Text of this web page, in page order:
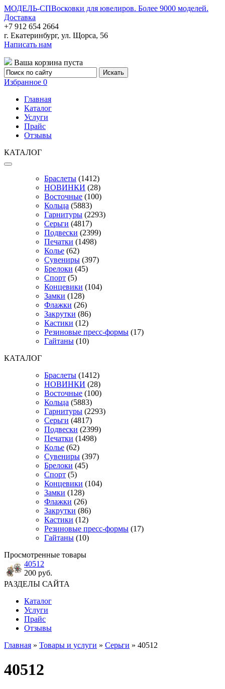
МОДЕЛЬ-СПВосковки для ювелиров. Более 9000 моделей.
Доставка
+7 912 654 2664
г. Екатеринбург, ул. Щорса, 56
Написать нам
Ваша корзина пуста
Избранное 0
Главная
Каталог
Услуги
Прайс
Отзывы
КАТАЛОГ
Браслеты (1412)
НОВИНКИ (28)
Восточные (100)
Кольца (5883)
Гарнитуры (2293)
Серьги (4817)
Подвески (2399)
Печатки (1498)
Колье (62)
Сувениры (397)
Брелоки (45)
Спорт (5)
Концевики (104)
Замки (128)
Флажки (26)
Закрутки (86)
Кастики (12)
Резиновые пресс-формы (17)
Гайтаны (10)
КАТАЛОГ
Браслеты (1412)
НОВИНКИ (28)
Восточные (100)
Кольца (5883)
Гарнитуры (2293)
Серьги (4817)
Подвески (2399)
Печатки (1498)
Колье (62)
Сувениры (397)
Брелоки (45)
Спорт (5)
Концевики (104)
Замки (128)
Флажки (26)
Закрутки (86)
Кастики (12)
Резиновые пресс-формы (17)
Гайтаны (10)
Просмотренные товары
40512
200 руб.
РАЗДЕЛЫ САЙТА
Каталог
Услуги
Прайс
Отзывы
Главная » Товары и услуги » Серьги » 40512
40512